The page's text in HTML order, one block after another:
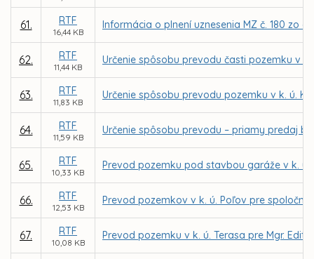
61. RTF
16,44 KB
Informácia o plnení uznesenia MZ č. 180 zo
62. RTF
11,44 KB
Určenie spôsobu prevodu časti pozemku v
63. RTF
11,83 KB
Určenie spôsobu prevodu pozemku v k. ú.
64. RTF
11,59 KB
Určenie spôsobu prevodu – priamy predaj
65. RTF
10,33 KB
Prevod pozemku pod stavbou garáže v k. ú.
66. RTF
12,53 KB
Prevod pozemkov v k. ú. Poľov pre
67. RTF
10,08 KB
Prevod pozemku v k. ú. Terasa pre Mgr.